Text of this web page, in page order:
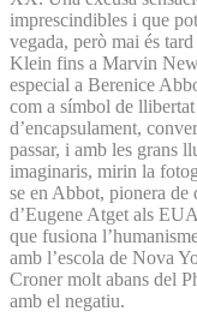
imprescindibles i que
vegada, però mai és
Klein fins a Marvin
especial a Berenice
com a símbol de
d’encapsulament,
passar, i amb les grans
imaginaris, mirin la
se en Abbot, pionera de
d’Eugene Atget als
que fusiona
amb l’escola de Nova
Croner molt abans del
amb el negatiu.